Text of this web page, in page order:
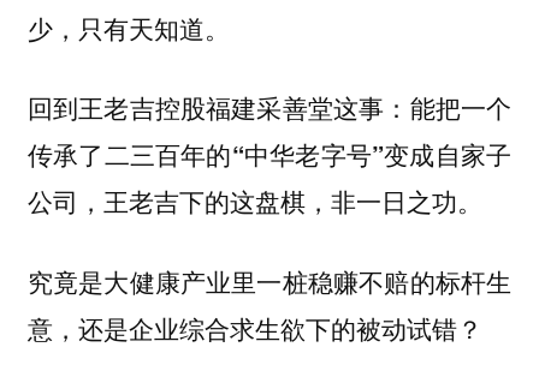
少，只有天知道。
回到王老吉控股福建采善堂这事： 能把一个
传承了二三百年的“中华老字号”变成自家子
公司，王老吉下的这盘棋，非一日之功。
究竟是大健康产业里一桩稳赚不赔的标杆生
意，还是企业综合求生欲下的被动试错？